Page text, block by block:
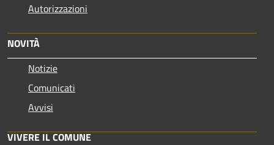
Autorizzazioni
NOVITÀ
Notizie
Comunicati
Avvisi
VIVERE IL COMUNE